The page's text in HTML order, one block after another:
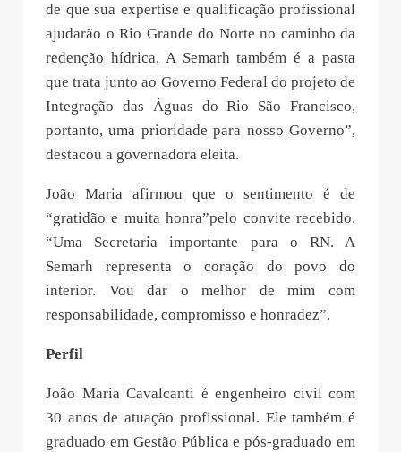
de que sua expertise e qualificação profissional
ajudarão o Rio Grande do Norte no caminho da
redenção hídrica. A Semarh também é a pasta
que trata junto ao Governo Federal do projeto de
Integração das Águas do Rio São Francisco,
portanto, uma prioridade para nosso Governo”,
destacou a governadora eleita.
João Maria afirmou que o sentimento é de
“gratidão e muita honra”pelo convite recebido.
“Uma Secretaria importante para o RN. A
Semarh representa o coração do povo do
interior. Vou dar o melhor de mim com
responsabilidade, compromisso e honradez”.
Perfil
João Maria Cavalcanti é engenheiro civil com
30 anos de atuação profissional. Ele também é
graduado em Gestão Pública e pós-graduado em